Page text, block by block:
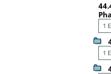
1
1